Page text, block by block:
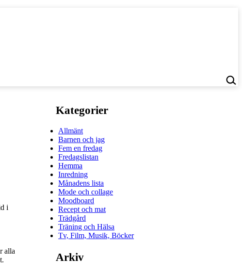
i
alla
Kategorier
Allmänt
Barnen och jag
Fem en fredag
Fredagslistan
Hemma
Inredning
Månadens lista
Mode och collage
Moodboard
Recept och mat
Trädgård
Träning och Hälsa
Tv, Film, Musik, Böcker
Arkiv